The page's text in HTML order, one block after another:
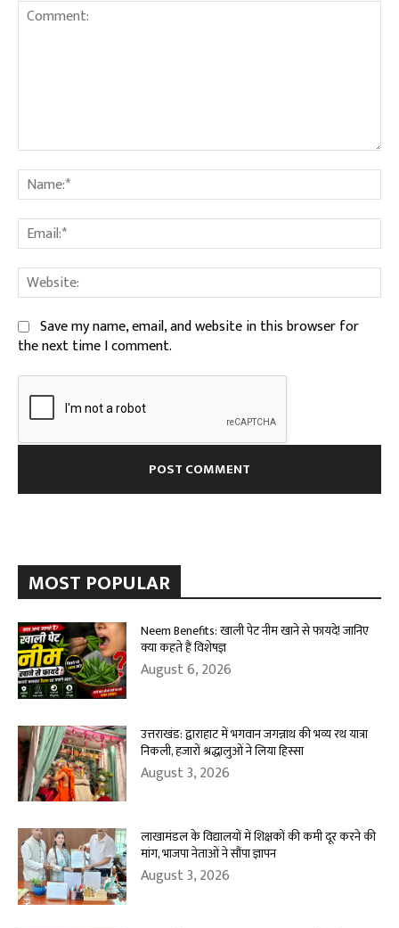
Save my name, email, and website in this browser for
the next time I comment.
MOST POPULAR
Neem Benefits: खाली पेट नीम खाने से फायदे! जानिए
क्या कहते हैं विशेषज्ञ
August 6, 2026
उत्तराखंड: द्वाराहाट में भगवान जगन्नाथ की भव्य रथ यात्रा
निकली, हजारों श्रद्धालुओं ने लिया हिस्सा
August 3, 2026
लाखामंडल के विद्यालयों में शिक्षकों की कमी दूर करने की
मांग, भाजपा नेताओं ने सौंपा ज्ञापन
August 3, 2026